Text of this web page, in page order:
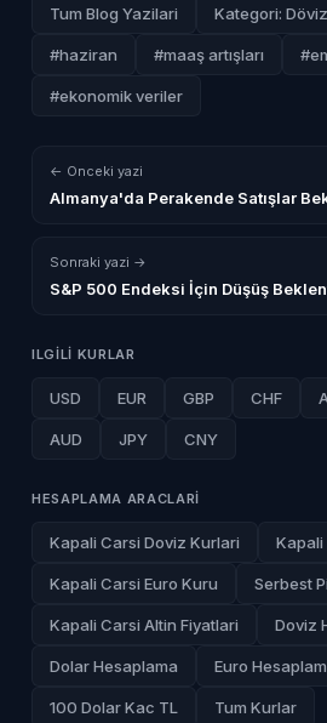
Tum Blog Yazilari Kategori: Döviz
#haziran #maaş artışları
#ekonomik veriler
← Onceki yazi
Almanya'da Perakende Satışlar
Sonraki yazi →
S&P 500 Endeksi İçin Düşüş
ILGILI KURLAR
USD EUR GBP CHF
AUD JPY CNY
HESAPLAMA ARACLARI
Kapali Carsi Doviz Kurlari Kapali
Kapali Carsi Euro Kuru Serbest
Kapali Carsi Altin Fiyatlari Doviz
Dolar Hesaplama Euro
100 Dolar Kac TL Tum Kurlar